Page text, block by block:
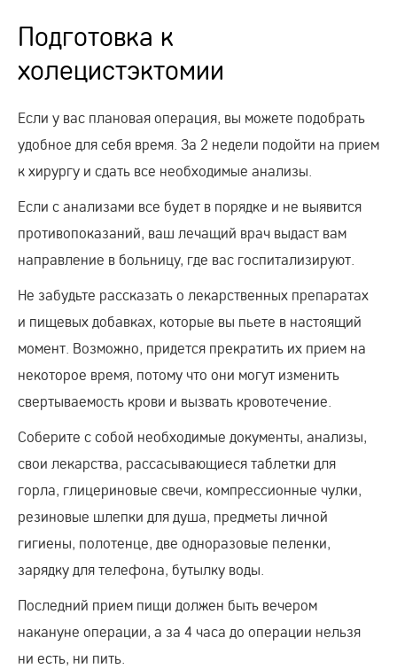
Подготовка к
холецистэктомии
Если у вас плановая операция, вы можете подобрать
удобное для себя время. За 2 недели подойти на прием
к хирургу и сдать все необходимые анализы.
Если с анализами все будет в порядке и не выявится
противопоказаний, ваш лечащий врач выдаст вам
направление в больницу, где вас госпитализируют.
Не забудьте рассказать о лекарственных препаратах
и пищевых добавках, которые вы пьете в настоящий
момент. Возможно, придется прекратить их прием на
некоторое время, потому что они могут изменить
свертываемость крови и вызвать кровотечение.
Соберите с собой необходимые документы, анализы,
свои лекарства, рассасывающиеся таблетки для
горла, глицериновые свечи, компрессионные чулки,
резиновые шлепки для душа, предметы личной
гигиены, полотенце, две одноразовые пеленки,
зарядку для телефона, бутылку воды.
Последний прием пищи должен быть вечером
накануне операции, а за 4 часа до операции нельзя
ни есть, ни пить.